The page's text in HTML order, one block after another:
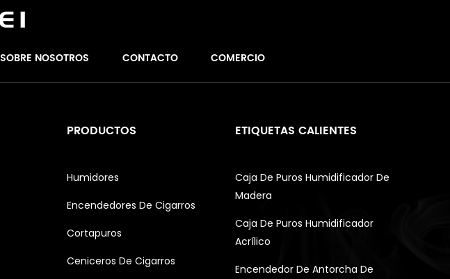
SOBRE NOSOTROS CONTACTO COMERCIO
PRODUCTOS
Humidores
Encendedores De Cigarros
Cortapuros
Ceniceros De Cigarros
ETIQUETAS CALIENTES
Caja De Puros Humidificador De
Madera
Caja De Puros Humidificador
Acrílico
Encendedor De Antorcha De